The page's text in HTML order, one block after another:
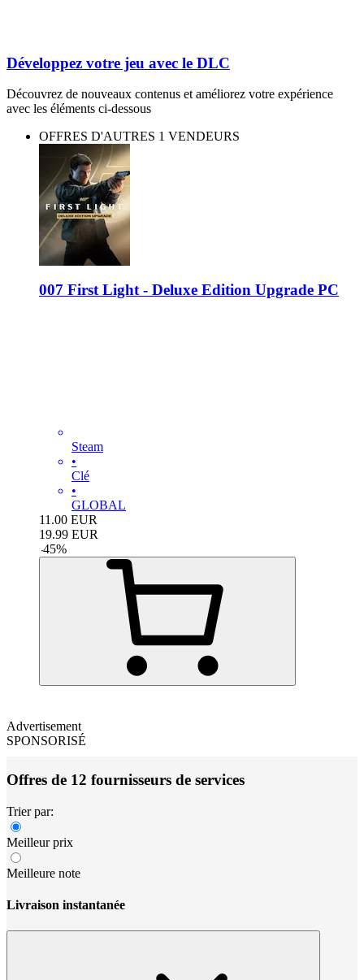
Développez votre jeu avec le DLC
Découvrez de nouveaux contenus et améliorez votre expérience
avec les éléments ci-dessous
OFFRES D'AUTRES 1 VENDEURS
007 First Light - Deluxe Edition Upgrade PC
Steam
•
Clé
•
GLOBAL
11.00 EUR
19.99 EUR
-45%
Advertisement
SPONSORISÉ
Offres de 12 fournisseurs de services
Trier par:
Meilleur prix
Meilleure note
Livraison instantanée